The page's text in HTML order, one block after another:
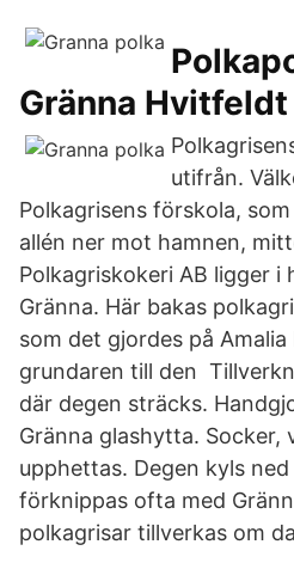
Gränna
utifrån.
Polkagrisens förskola,
allén ner mot hamnen,
Polkagriskokeri AB ligger i
Gränna. Här bakas
som det gjordes på Amalia
grundaren till den
där degen sträcks.
Gränna glashytta. Socker,
upphettas. Degen kyls
förknippas ofta med
polkagrisar tillverkas om